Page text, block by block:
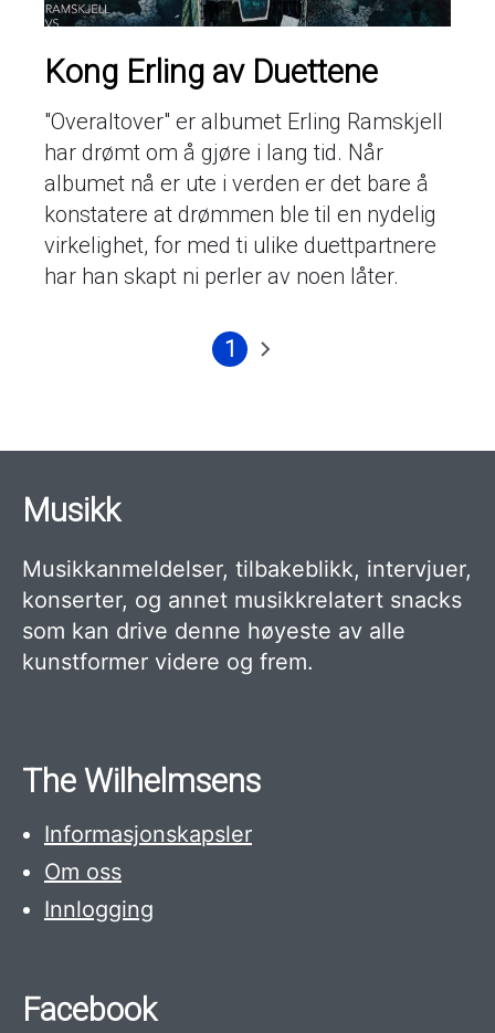
Kong Erling av Duettene
"Overaltover" er albumet Erling Ramskjell
har drømt om å gjøre i lang tid. Når
albumet nå er ute i verden er det bare å
konstatere at drømmen ble til en nydelig
virkelighet, for med ti ulike duettpartnere
har han skapt ni perler av noen låter.
Nåværende
1
Neste
Musikk
Musikkanmeldelser, tilbakeblikk, intervjuer,
konserter, og annet musikkrelatert snacks
som kan drive denne høyeste av alle
kunstformer videre og frem.
The Wilhelmsens
Informasjonskapsler
Om oss
Innlogging
Facebook